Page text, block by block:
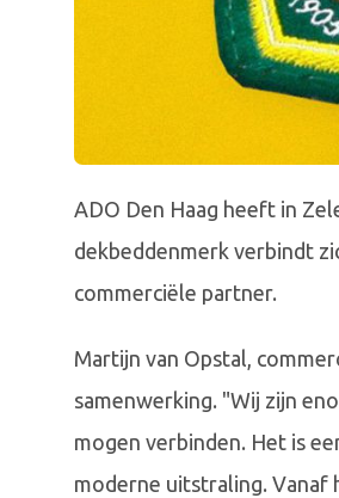
ADO Den Haag heeft in
dekbeddenmerk verbindt
commerciële partner.
Martijn van Opstal,
samenwerking. "Wij zijn
mogen verbinden. Het is
moderne uitstraling. Vanaf